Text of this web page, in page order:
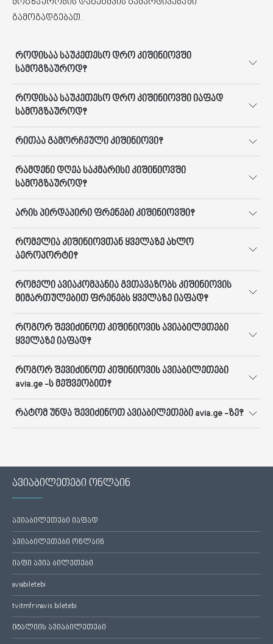
მოგზაურობის დაგეგმვის გამარტივებაში
გამოგადგებათ.
როდისაა საუკეთესო დრო კიშინიოვში
სამოგზაუროდ?
როდისაა საუკეთესო დრო კიშინიოვში იაფად
სამოგზაუროდ?
რითაა გამორჩეული კიშინიოვი?
რამდენი დღეა საკმარისი კიშინიოვში
სამოგზაუროდ?
არის პირდაპირი ფრენები კიშინიოვში?
რომელია კიშინიოვთან ყველაზე ახლო
აეროპორტი?
რომელი ავიაკომპანია გვთავაზობს კიშინიოვის
მიმართულებით ფრენებს ყველაზე იაფად?
როგორ შევიძინოთ კიშინიოვის ავიაბილეთები
ყველაზე იაფად?
როგორ შევიძინოთ კიშინიოვის ავიაბილეთები
avia.ge -ს მეშვეობით?
რატომ უნდა შევიძინოთ ავიაბილეთები avia.ge -ზე?
ავიაბილეთები ონლაინ
ავიაბილეთები იაფად
ავიაბილეთები ონლაინ
იაფი ავია ბილეთები
aviabiletebi
tvitmfrinavis biletebi
იტალიის ავიაბილეთები